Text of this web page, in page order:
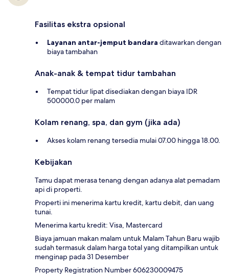
Fasilitas ekstra opsional
Layanan antar-jemput bandara ditawarkan dengan
biaya tambahan
Anak-anak & tempat tidur tambahan
Tempat tidur lipat disediakan dengan biaya IDR
500000.0 per malam
Kolam renang, spa, dan gym (jika ada)
Akses kolam renang tersedia mulai 07.00 hingga 18.00.
Kebijakan
Tamu dapat merasa tenang dengan adanya alat pemadam
api di properti.
Properti ini menerima kartu kredit, kartu debit, dan uang
tunai.
Menerima kartu kredit: Visa, Mastercard
Biaya jamuan makan malam untuk Malam Tahun Baru wajib
sudah termasuk dalam harga total yang ditampilkan untuk
menginap pada 31 Desember
Property Registration Number 606230009475